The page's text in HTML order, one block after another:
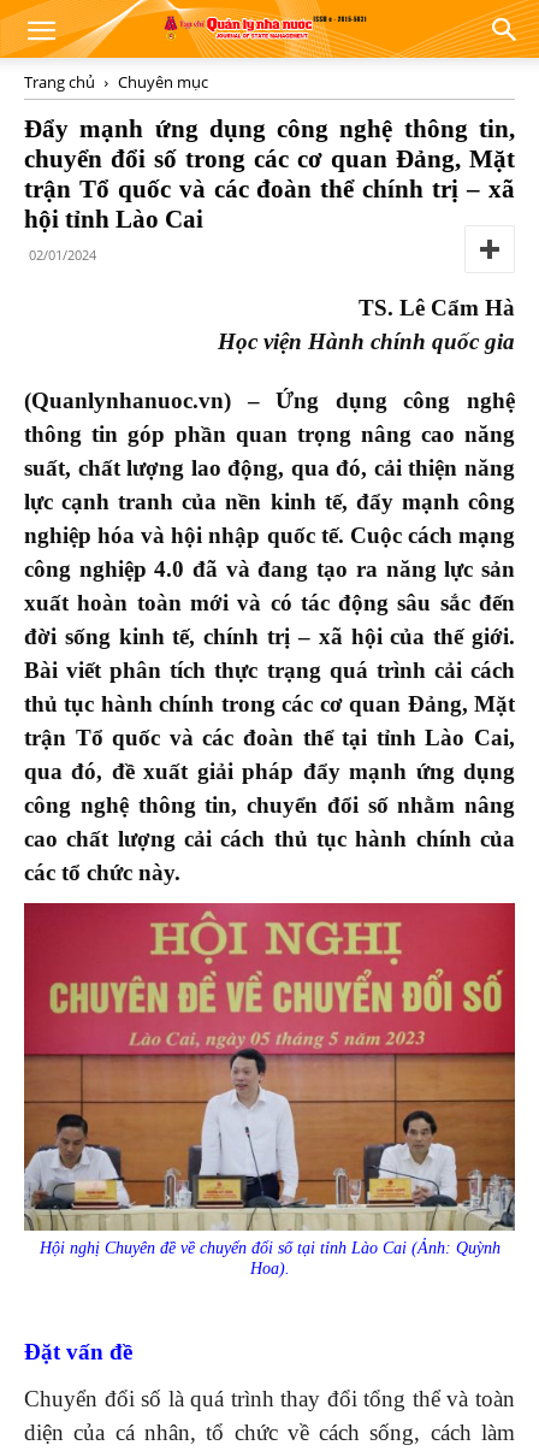
Trang chủ Chuyên mục
Đẩy mạnh ứng dụng công nghệ thông tin,
chuyển đổi số trong các cơ quan Đảng, Mặt
trận Tổ quốc và các đoàn thể chính trị – xã
hội tỉnh Lào Cai
02/01/2024
TS. Lê Cẩm Hà
Học viện Hành chính quốc gia
(Quanlynhanuoc.vn) – Ứng dụng công nghệ
thông tin góp phần quan trọng nâng cao năng
suất, chất lượng lao động, qua đó, cải thiện năng
lực cạnh tranh của nền kinh tế, đẩy mạnh công
nghiệp hóa và hội nhập quốc tế. Cuộc cách mạng
công nghiệp 4.0 đã và đang tạo ra năng lực sản
xuất hoàn toàn mới và có tác động sâu sắc đến
đời sống kinh tế, chính trị – xã hội của thế giới.
Bài viết phân tích thực trạng quá trình cải cách
thủ tục hành chính trong các cơ quan Đảng, Mặt
trận Tổ quốc và các đoàn thể tại tỉnh Lào Cai,
qua đó, đề xuất giải pháp đẩy mạnh ứng dụng
công nghệ thông tin, chuyển đổi số nhằm nâng
cao chất lượng cải cách thủ tục hành chính của
các tổ chức này.
Hội nghị Chuyên đề về chuyển đổi số tại tỉnh Lào Cai (Ảnh: Quỳnh
Hoa).
Đặt vấn đề
Chuyển đổi số là quá trình thay đổi tổng thể và toàn
diện của cá nhân, tổ chức về cách sống, cách làm